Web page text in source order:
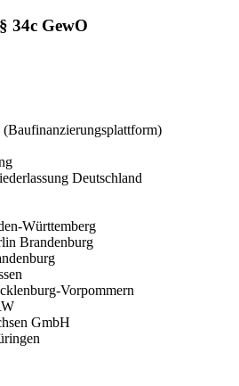
34c GewO
Deutschland
Württemberg
Brandenburg
Vorpommern
GmbH